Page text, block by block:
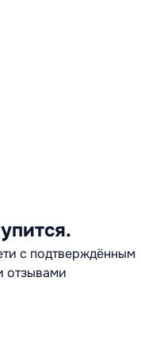
.
с подтверждённым
отзывами